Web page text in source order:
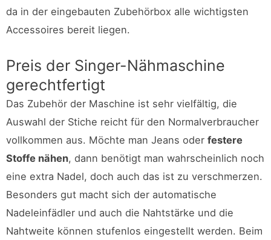
da in der eingebauten Zubehörbox alle wichtigsten
Accessoires bereit liegen.
Preis der Singer-Nähmaschine
gerechtfertigt
Das Zubehör der Maschine ist sehr vielfältig, die
Auswahl der Stiche reicht für den Normalverbraucher
vollkommen aus. Möchte man Jeans oder festere
Stoffe nähen, dann benötigt man wahrscheinlich noch
eine extra Nadel, doch auch das ist zu verschmerzen.
Besonders gut macht sich der automatische
Nadeleinfädler und auch die Nahtstärke und die
Nahtweite können stufenlos eingestellt werden. Beim